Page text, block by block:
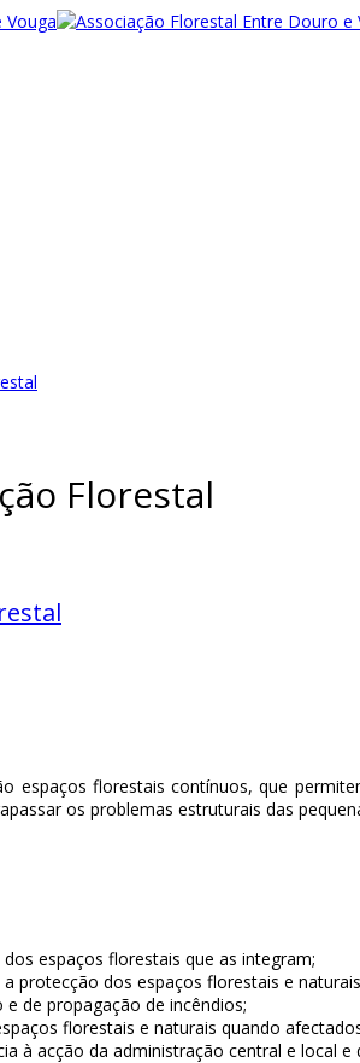
Florestal
espaços florestais contínuos, que
os problemas estruturais das
espaços florestais que as integram;
protecção dos espaços florestais e
de propagação de incêndios;
florestais e naturais quando
à acção da administração central e local